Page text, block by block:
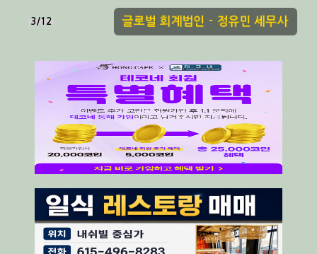
3/12 글로벌 회계법인 - 정유민 세무사